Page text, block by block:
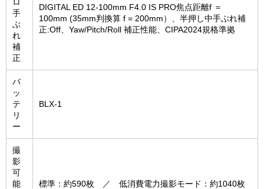
手
ぶ
れ
補
正
DIGITAL ED 12-100mm F4.0 IS PRO焦点距離f ＝
100mm (35mm判換算 f = 200mm）、半押し中手ぶれ補
正:Off、Yaw/Pitch/Roll 補正性能、CIPA2024規格準拠
バ
ッ
テ
リ
ー
BLX-1
撮
影
可
能
標準：約590枚 ／ 低消費電力撮影モード：約1040枚